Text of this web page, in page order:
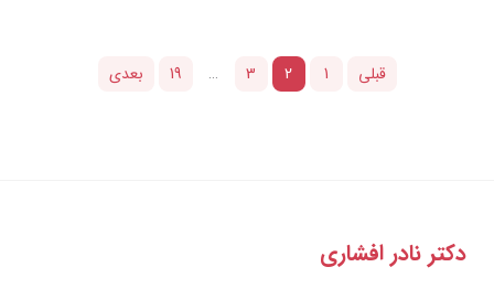
قبلی 1
2
3
…
19 بعدی
دکتر نادر افشاری